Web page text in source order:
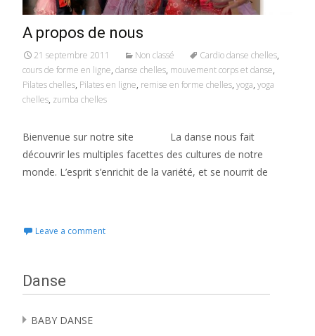
A propos de nous
21 septembre 2011 Non classé Cardio danse chelles,
cours de forme en ligne, danse chelles, mouvement corps et danse,
Pilates chelles, Pilates en ligne, remise en forme chelles, yoga, yoga
chelles, zumba chelles
Bienvenue sur notre site La danse nous fait
découvrir les multiples facettes des cultures de notre
monde. L’esprit s’enrichit de la variété, et se nourrit de
Leave a comment
Danse
BABY DANSE